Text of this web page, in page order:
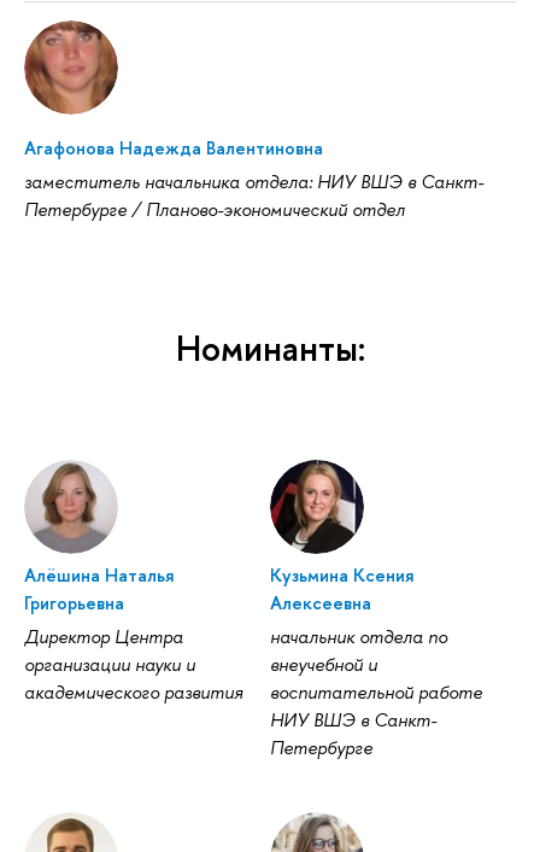
Агафонова Надежда Валентиновна
заместитель начальника отдела: НИУ ВШЭ в Санкт-
Петербурге / Планово-экономический отдел
Номинанты:
Алёшина Наталья
Григорьевна
Директор Центра
организации науки и
академического развития
Кузьмина Ксения
Алексеевна
начальник отдела по
внеучебной и
воспитательной работе
НИУ ВШЭ в Санкт-
Петербурге